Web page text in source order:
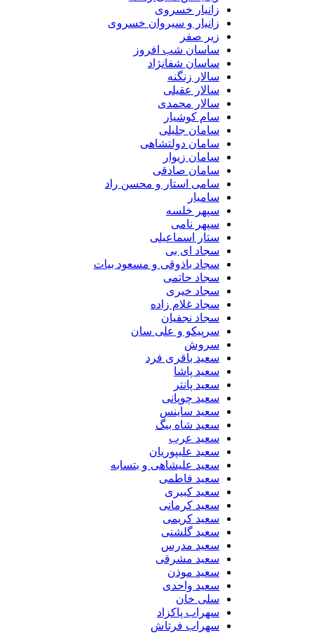
زانیار خسروی
زانیار و سیروان خسروی
زیر صفر
ساسان شب افروز
ساسان شفانژاد
سالار زنگنه
سالار عقیلی
سالار محمدی
سام کوشیار
سامان جلیلی
سامان دولتشاهی
سامان زیوار
سامان صادقی
سامی استار و محسن راد
سامیار
سپهر خلسه
سپهر نامی
ستار اسماعیلی
سجاد ای بی
سجاد باذوقی و مسعود بیات
سجاد حاتمی
سجاد خیری
سجاد غلام زاده
سجاد نجفیان
سرپیکو و علی سان
سروش
سعید باقری فرد
سعید پاشا
سعید پانتر
سعید چوپانی
سعید ساینس
سعید شاه بیگ
سعید عرب
سعید علیپوریان
سعید علیشاهی و بتسابه
سعید فاطمی
سعید کبیری
سعید کرمانی
سعید کریمی
سعید گلشنی
سعید مدرس
سعید مشرقی
سعید موذن
سعید واحدی
سلی خان
سهراب پاکزاد
سهراب فرتاش